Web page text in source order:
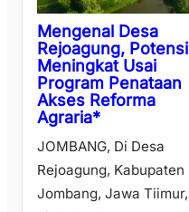
Mengenal Desa
Rejoagung, Potensi
Meningkat Usai
Program Penataan
Akses Reforma
Agraria*
JOMBANG, Di Desa
Rejoagung, Kabupaten
Jombang, Jawa Tiimur,